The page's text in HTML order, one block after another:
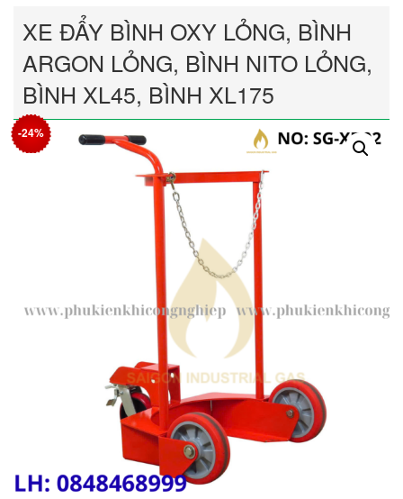
Xe Đẩy Bình Oxy Lỏng, Bình Argon Lỏng, Bình Nito Lỏng, Bình
XE ĐẨY BÌNH OXY LỎNG, BÌNH
ARGON LỎNG, BÌNH NITO LỎNG,
BÌNH XL45, BÌNH XL175
-24%